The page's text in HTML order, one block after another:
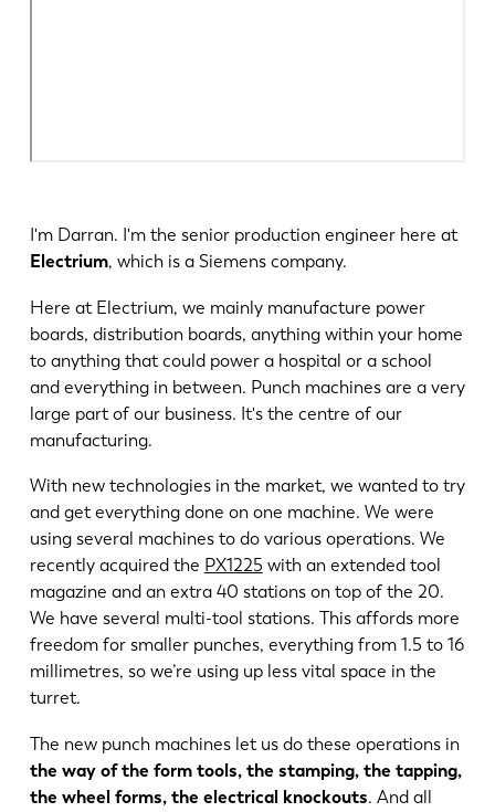
I'm Darran. I'm the senior production engineer here at
Electrium, which is a Siemens company.
Here at Electrium, we mainly manufacture power
boards, distribution boards, anything within your home
to anything that could power a hospital or a school
and everything in between. Punch machines are a very
large part of our business. It's the centre of our
manufacturing.
With new technologies in the market, we wanted to try
and get everything done on one machine. We were
using several machines to do various operations. We
recently acquired the PX1225 with an extended tool
magazine and an extra 40 stations on top of the 20.
We have several multi-tool stations. This affords more
freedom for smaller punches, everything from 1.5 to 16
millimetres, so we’re using up less vital space in the
turret.
The new punch machines let us do these operations in
the way of the form tools, the stamping, the tapping,
the wheel forms, the electrical knockouts. And all